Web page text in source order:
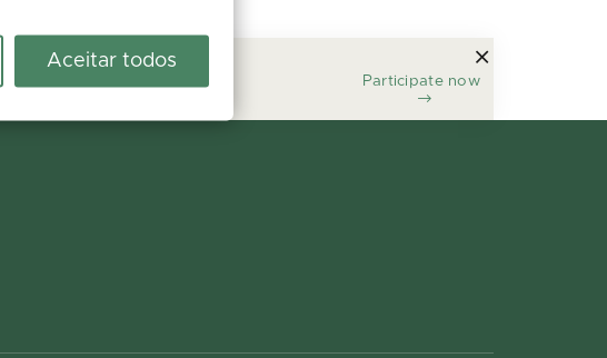
Participate now
Aceitar todos